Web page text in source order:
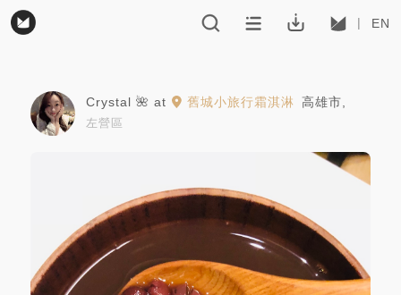
EN
Crystal 🌺 at 舊城小旅行霜淇淋 高雄市
左營區